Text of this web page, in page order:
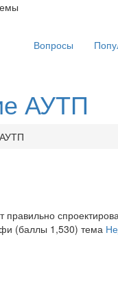
Вопросы
АУТП
(баллы 1,530) тема